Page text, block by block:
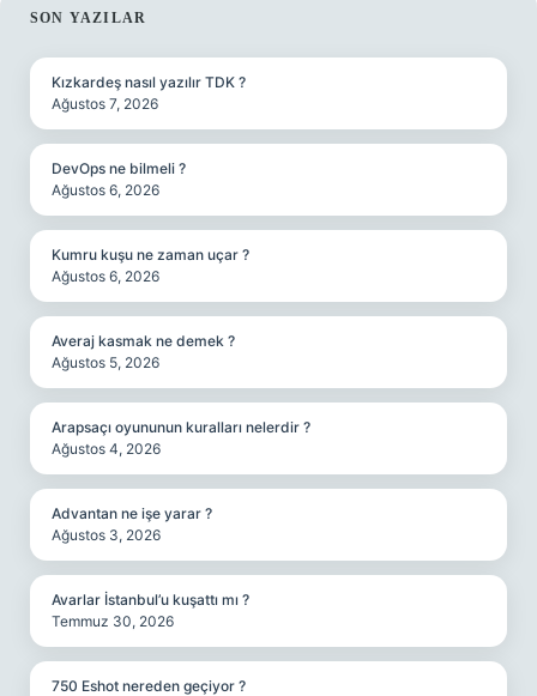
SIDEBAR
SON YAZILAR
Kızkardeş nasıl yazılır TDK ?
Ağustos 7, 2026
DevOps ne bilmeli ?
Ağustos 6, 2026
Kumru kuşu ne zaman uçar ?
Ağustos 6, 2026
Averaj kasmak ne demek ?
Ağustos 5, 2026
Arapsaçı oyununun kuralları nelerdir ?
Ağustos 4, 2026
Advantan ne işe yarar ?
Ağustos 3, 2026
Avarlar İstanbul’u kuşattı mı ?
Temmuz 30, 2026
750 Eshot nereden geçiyor ?